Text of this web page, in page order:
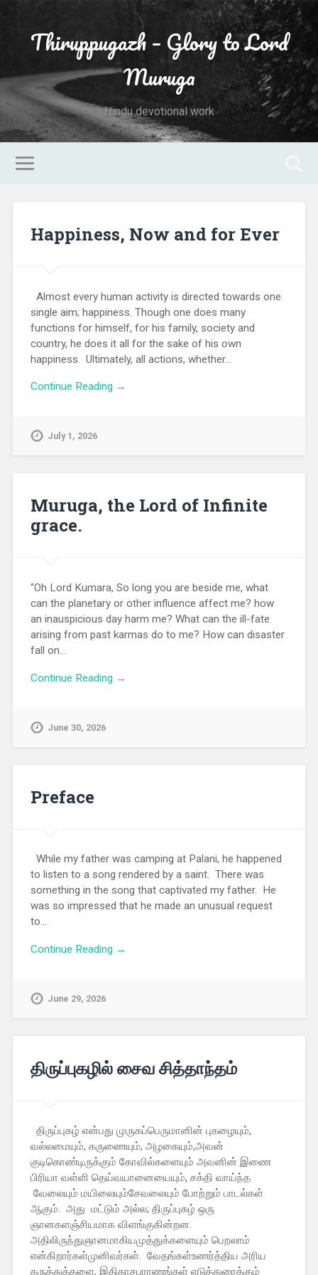
Thiruppugazh – Glory to Lord
Muruga
Hindu devotional work
Happiness, Now and for Ever
Almost every human activity is directed towards one
single aim; happiness. Though one does many
functions for himself, for his family, society and
country, he does it all for the sake of his own
happiness. Ultimately, all actions, whether…
Continue Reading →
July 1, 2026
Muruga, the Lord of Infinite
grace.
“Oh Lord Kumara, So long you are beside me, what
can the planetary or other influence affect me? how
an inauspicious day harm me? What can the ill-fate
arising from past karmas do to me? How can disaster
fall on…
Continue Reading →
June 30, 2026
Preface
While my father was camping at Palani, he happened
to listen to a song rendered by a saint. There was
something in the song that captivated my father. He
was so impressed that he made an unusual request
to…
Continue Reading →
June 29, 2026
திருப்புகழில் சைவ சித்தாந்தம்
திருப்புகழ் என்பது முருகப்பெருமானின் புகழையும்,
வல்லமையும், கருணையும், அழகையும்,அவன்
குடிகொண்டிருக்கும் கோவில்களையும் அவனின் இணை
பிரியா வள்ளி தெய்வயானையையும், சக்தி வாய்ந்த
வேலையும் மயிலையும்சேவலையும் போற்றும் பாடல்கள்
ஆகும். அது மட்டும் அல்ல; திருப்புகழ் ஒரு
ஞானகளஞ்சியமாக விளங்குகின்றன.
அதிலிருந்துஞானமாகியமுத்துக்களையும் பெறலாம்
என்கிறார்கள்முனிவர்கள். வேதங்கள்உணர்த்திய அரிய
கருத்துக்களை, இதிகாசபுராணங்கள் எடுத்துரைக்கும்